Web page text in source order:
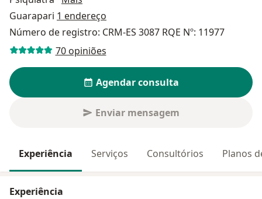
Guarapari 1 endereço
Número de registro: CRM-ES 3087 RQE Nº: 11977
70 opiniões
Agendar consulta
Enviar mensagem
Experiência Serviços Consultórios Planos
Experiência